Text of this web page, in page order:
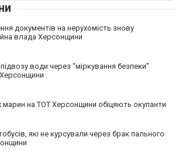
документів на нерухомість знову
влада Херсонщини
води через “міркування безпеки”
марин на ТОТ Херсонщини обіцяють окупанти
які не курсували через брак пального